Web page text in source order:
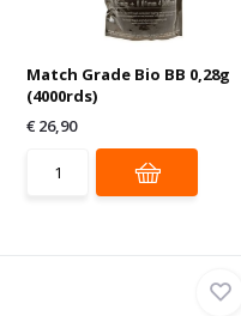
Match Grade Bio BB 0,28g
(4000rds)
€ 26,90